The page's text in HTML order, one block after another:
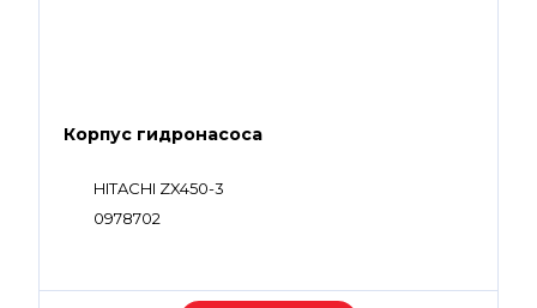
Корпус гидронасоса
HITACHI ZX450-3
0978702